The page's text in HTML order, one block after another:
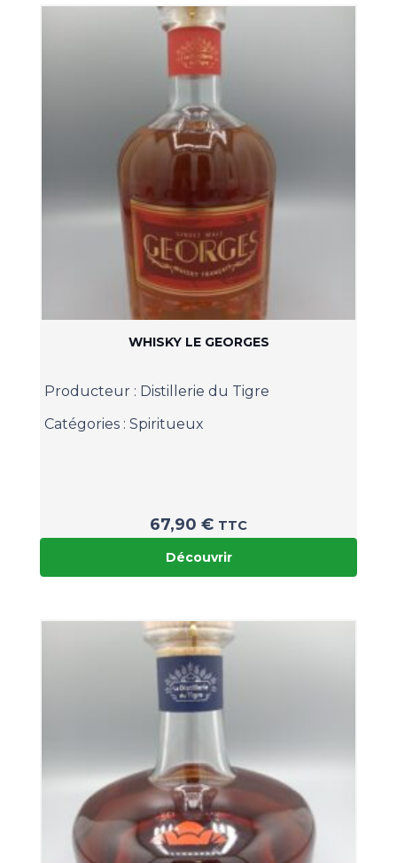
WHISKY LE GEORGES
Producteur : Distillerie du Tigre
Catégories : Spiritueux
67,90 € TTC
Découvrir